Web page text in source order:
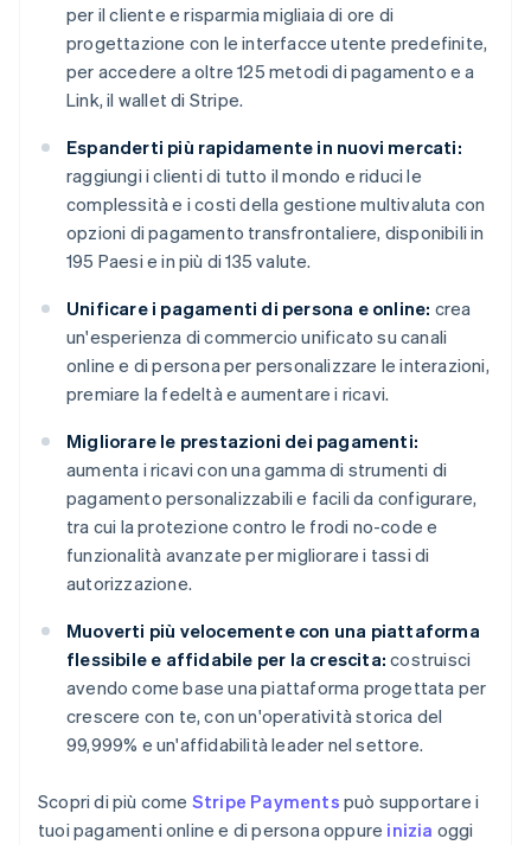
per il cliente e risparmia migliaia di ore di
progettazione con le interfacce utente predefinite,
per accedere a oltre 125 metodi di pagamento e a
Link, il wallet di Stripe.
Espanderti più rapidamente in nuovi mercati:
raggiungi i clienti di tutto il mondo e riduci le
complessità e i costi della gestione multivaluta con
opzioni di pagamento transfrontaliere, disponibili in
195 Paesi e in più di 135 valute.
Unificare i pagamenti di persona e online: crea
un'esperienza di commercio unificato su canali
online e di persona per personalizzare le interazioni,
premiare la fedeltà e aumentare i ricavi.
Migliorare le prestazioni dei pagamenti:
aumenta i ricavi con una gamma di strumenti di
pagamento personalizzabili e facili da configurare,
tra cui la protezione contro le frodi no-code e
funzionalità avanzate per migliorare i tassi di
autorizzazione.
Muoverti più velocemente con una piattaforma
flessibile e affidabile per la crescita: costruisci
avendo come base una piattaforma progettata per
crescere con te, con un'operatività storica del
99,999% e un'affidabilità leader nel settore.
Scopri di più come Stripe Payments può supportare i
tuoi pagamenti online e di persona oppure inizia oggi